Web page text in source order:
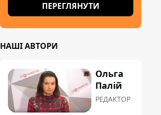
ПЕРЕГЛЯНУТИ
НАШІ АВТОРИ
Ольга
Палій
РЕДАКТОР